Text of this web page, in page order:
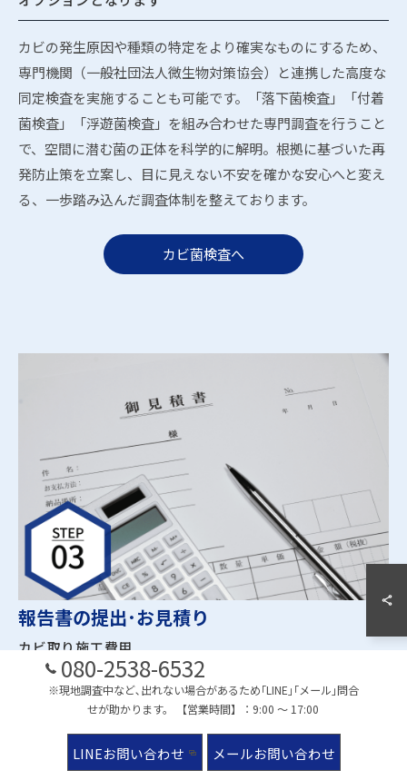
カビの発生原因や種類の特定をより確実なものにするため、
専門機関（一般社団法人微生物対策協会）と連携した高度な
同定検査を実施することも可能です。「落下菌検査」「付着
菌検査」「浮遊菌検査」を組み合わせた専門調査を行うこと
で、空間に潜む菌の正体を科学的に解明。根拠に基づいた再
発防止策を立案し、目に見えない不安を確かな安心へと変え
る、一歩踏み込んだ調査体制を整えております。
カビ菌検査へ
報告書の提出･お見積り
カビ取り施工費用
天井裏や床下といった死角に潜むカビの発生源を徹底的に突
き止め、お客様のお悩みやご要望を丁寧にお伺いした上で、
「明瞭会計」な最適プランをご提案いたします。調査結果に
基づいた詳細なお見積りをご提示し、内容にご納得いただい
080-2538-6532
※現地調査中など､出れない場合があるため｢LINE｣｢メール｣問合
せが助かります。 【営業時間】：9:00 ～ 17:00
LINEお問い合わせ メールお問い合わせ